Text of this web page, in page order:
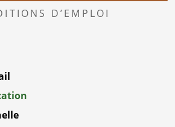
D’EMPLOI